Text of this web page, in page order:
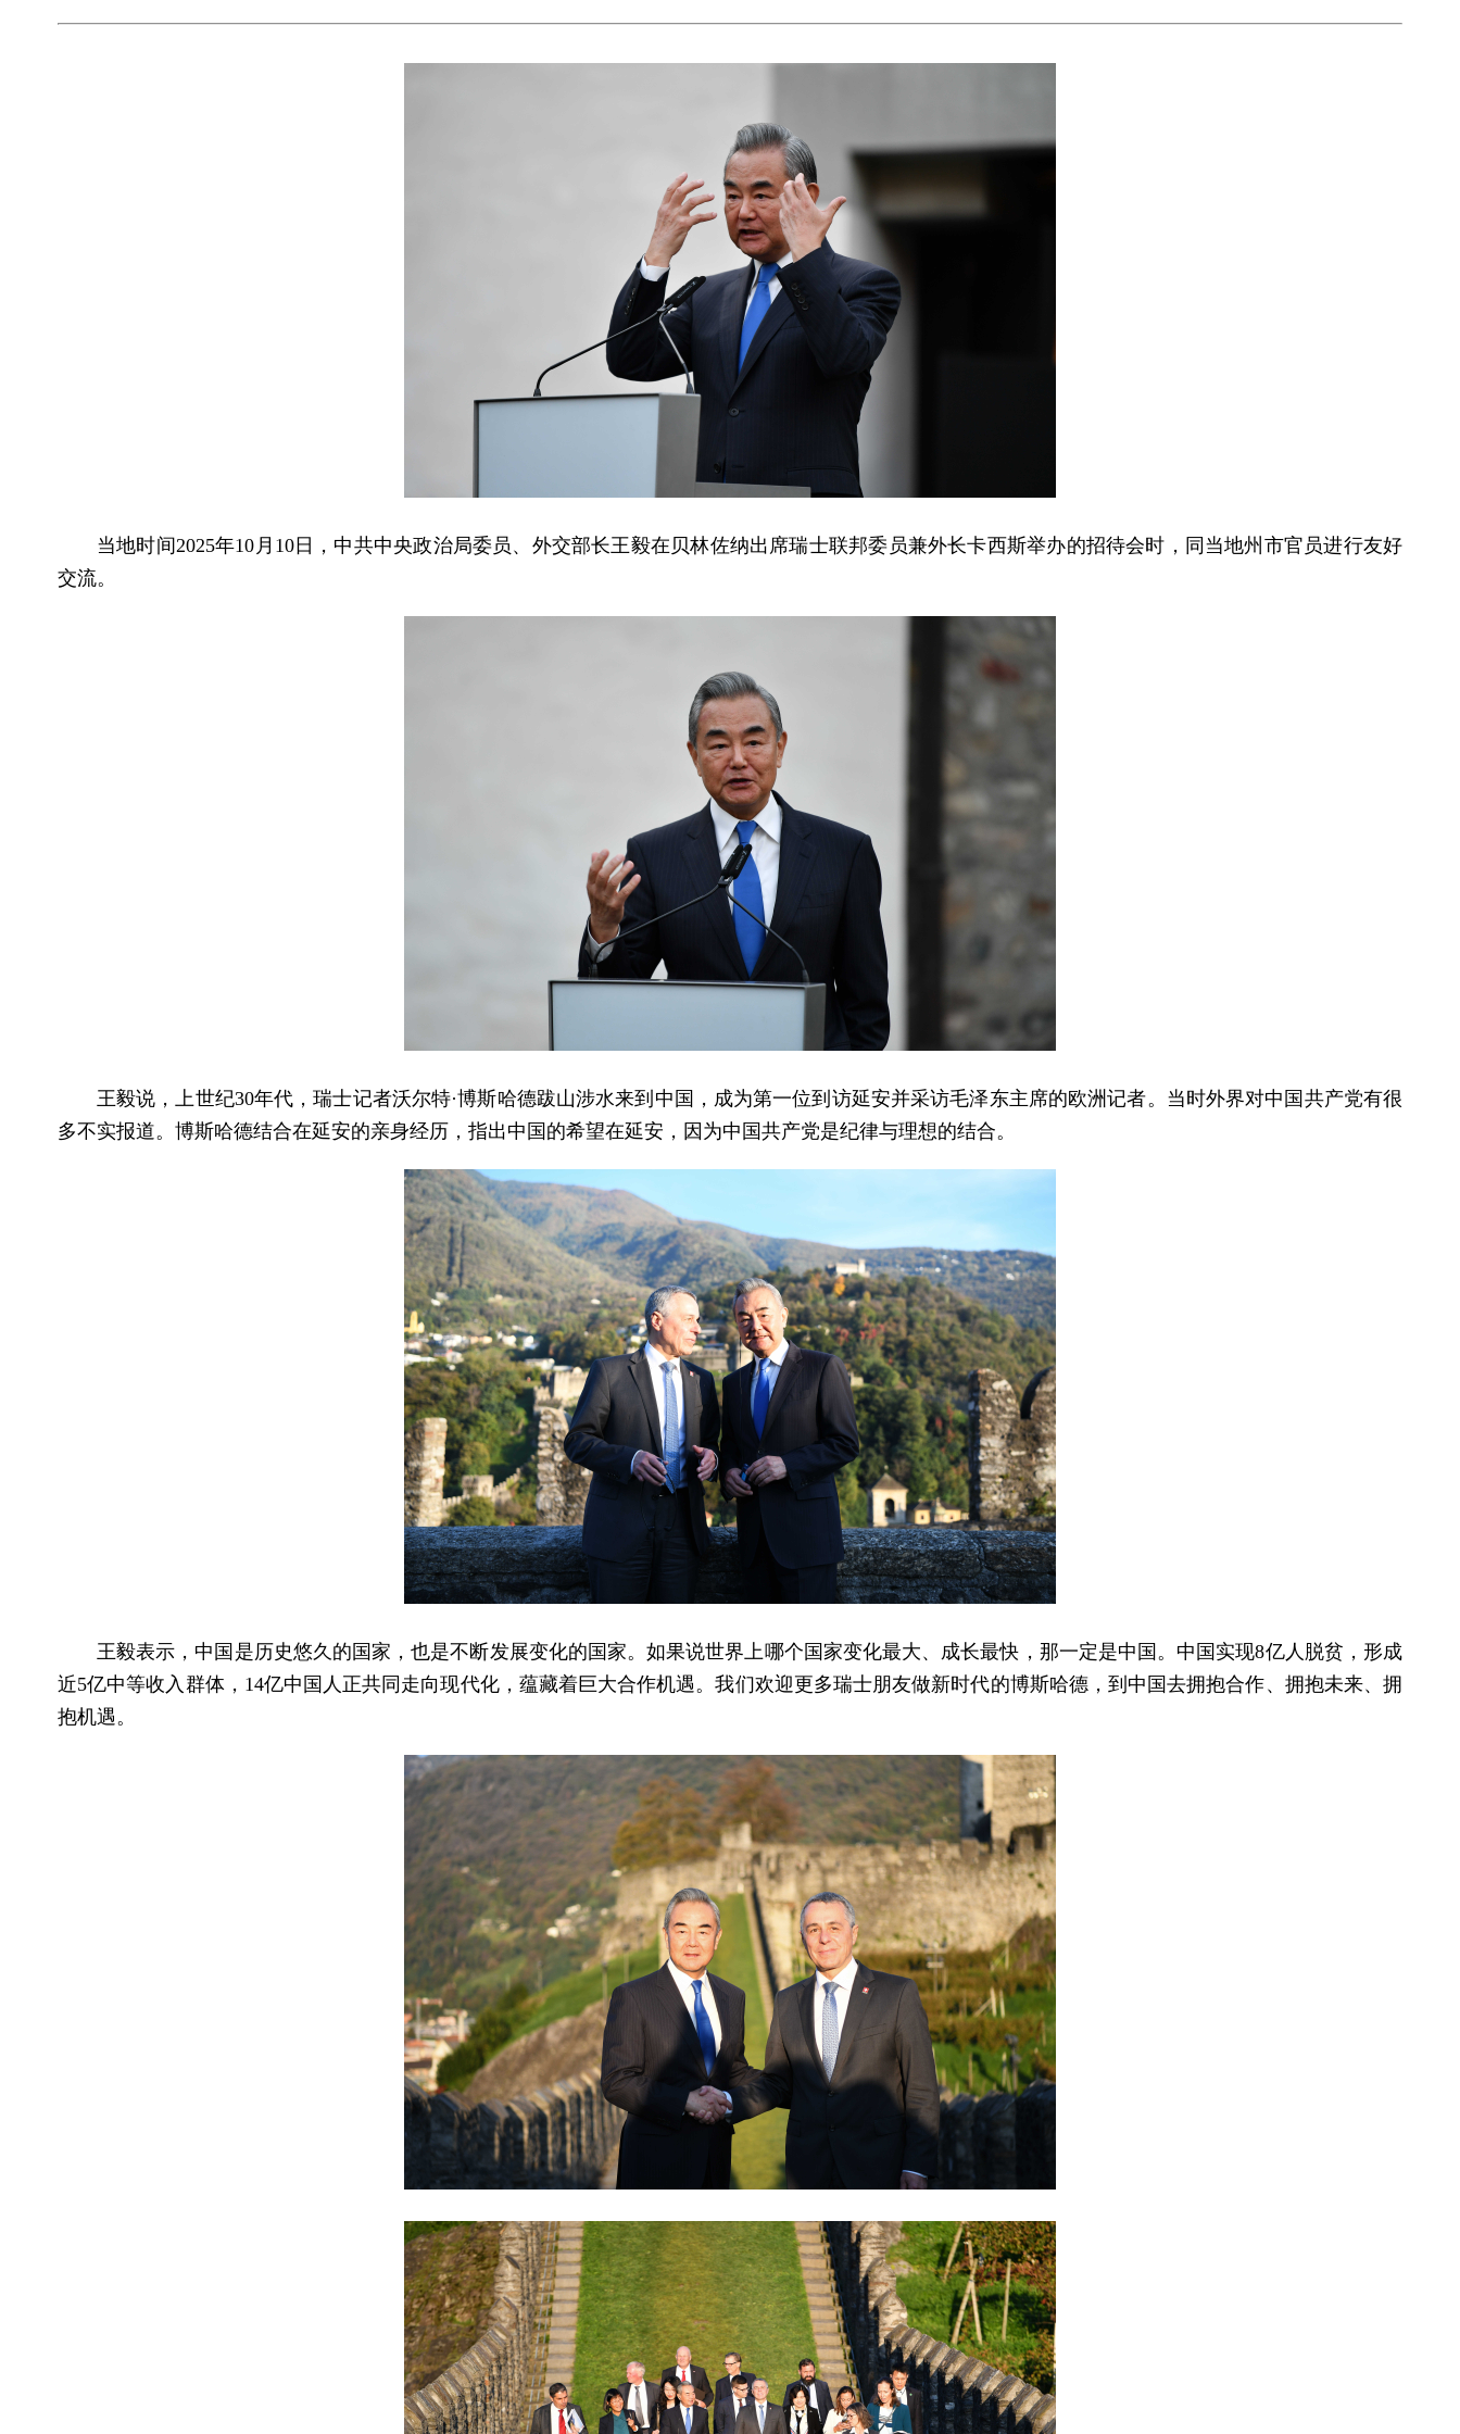
当地时间2025年10月10日，中共中央政治局委员、外交部长王毅在贝林佐纳出席瑞士联邦委员兼外长卡西斯举办的招待会时，同当地州市官员进行友好
交流。
王毅说，上世纪30年代，瑞士记者沃尔特·博斯哈德跋山涉水来到中国，成为第一位到访延安并采访毛泽东主席的欧洲记者。当时外界对中国共产党有很
多不实报道。博斯哈德结合在延安的亲身经历，指出中国的希望在延安，因为中国共产党是纪律与理想的结合。
王毅表示，中国是历史悠久的国家，也是不断发展变化的国家。如果说世界上哪个国家变化最大、成长最快，那一定是中国。中国实现8亿人脱贫，形成
近5亿中等收入群体，14亿中国人正共同走向现代化，蕴藏着巨大合作机遇。我们欢迎更多瑞士朋友做新时代的博斯哈德，到中国去拥抱合作、拥抱未来、拥
抱机遇。